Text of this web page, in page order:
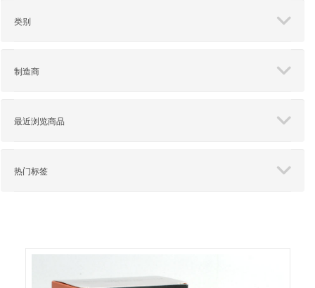
类别
制造商
最近浏览商品
热门标签